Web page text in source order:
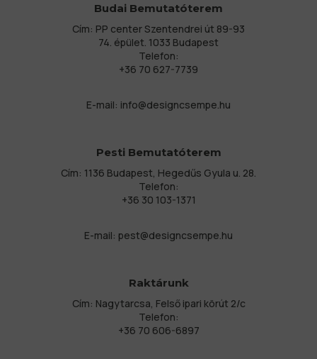
Budai Bemutatóterem
Cím: PP center Szentendrei út 89-93
74. épület. 1033 Budapest
Telefon:
+36 70 627-7739
E-mail: info@designcsempe.hu
Pesti Bemutatóterem
Cím: 1136 Budapest, Hegedűs Gyula u. 28.
Telefon:
+36 30 103-1371
E-mail: pest@designcsempe.hu
Raktárunk
Cím: Nagytarcsa, Felső ipari körút 2/c
Telefon:
+36 70 606-6897